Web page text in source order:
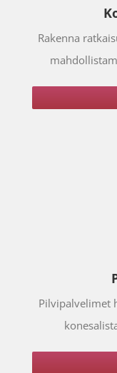
Rakenna
Pilvipalvelimet